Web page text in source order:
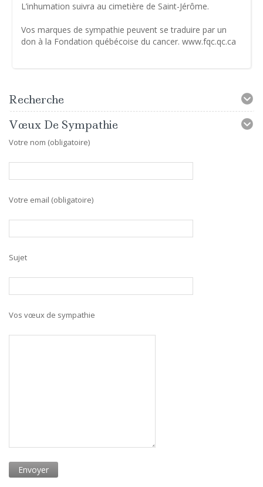
L’inhumation suivra au cimetière de Saint-Jérôme.
Vos marques de sympathie peuvent se traduire par un
don à la Fondation québécoise du cancer. www.fqc.qc.ca
Recherche
Vœux De Sympathie
Votre nom (obligatoire)
Votre email (obligatoire)
Sujet
Vos vœux de sympathie